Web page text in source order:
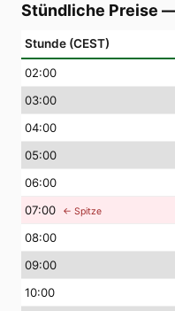
Stündliche Preise
Stunde (CEST)
02:00
03:00
04:00
05:00
06:00
07:00 ← Spitze
08:00
09:00
10:00